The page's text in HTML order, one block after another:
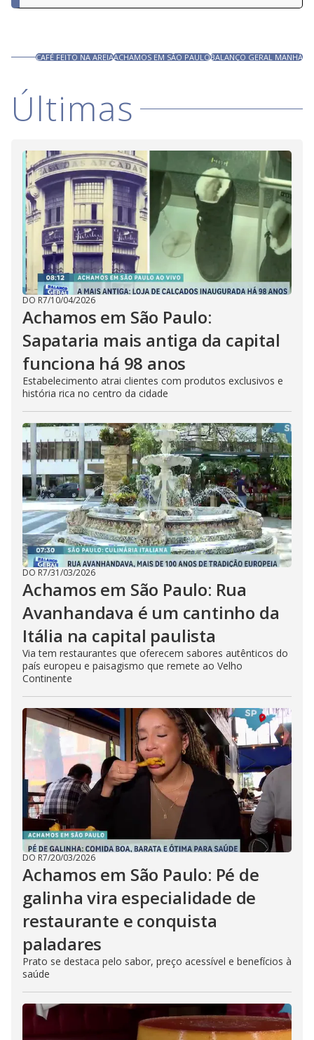
CAFÉ FEITO NA AREIAACHAMOS EM SÃO PAULOBALANÇO GERAL MANHÃ
Últimas
DO R7/10/04/2026
Achamos em São Paulo:
Sapataria mais antiga da capital
funciona há 98 anos
Estabelecimento atrai clientes com produtos exclusivos e
história rica no centro da cidade
DO R7/31/03/2026
Achamos em São Paulo: Rua
Avanhandava é um cantinho da
Itália na capital paulista
Via tem restaurantes que oferecem sabores autênticos do
país europeu e paisagismo que remete ao Velho
Continente
DO R7/20/03/2026
Achamos em São Paulo: Pé de
galinha vira especialidade de
restaurante e conquista
paladares
Prato se destaca pelo sabor, preço acessível e benefícios à
saúde